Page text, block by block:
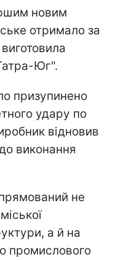
новим
отримало за
Юг".
призупинено
удару по
відновив
виконання
не
а й на
промислового